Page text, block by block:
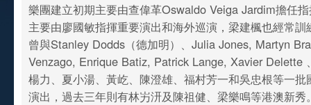
樂團建立初期主要由查偉革Oswaldo Veiga Jardim擔任
主要由廖國敏指揮重要演出和海外巡演，梁建楓也經常
曾與Stanley Dodds（德加明）、Julia Jones, Martyn
Venzago, Enrique Batiz, Patrick Lange, Xavier Delette
楊力、夏小湯、黃屹、陳澄雄、福村芳一和吳忠根等一批
演出，過去三年則有林屴汧及陳祖健、梁樂鳴等港澳新